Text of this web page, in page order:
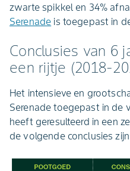
zwarte spikkel en 34%
Serenade is toegepast in
Conclusies van 6
een rijtje (2018-
Het intensieve en
Serenade toegepast in de
heeft geresulteerd in een
de volgende conclusies